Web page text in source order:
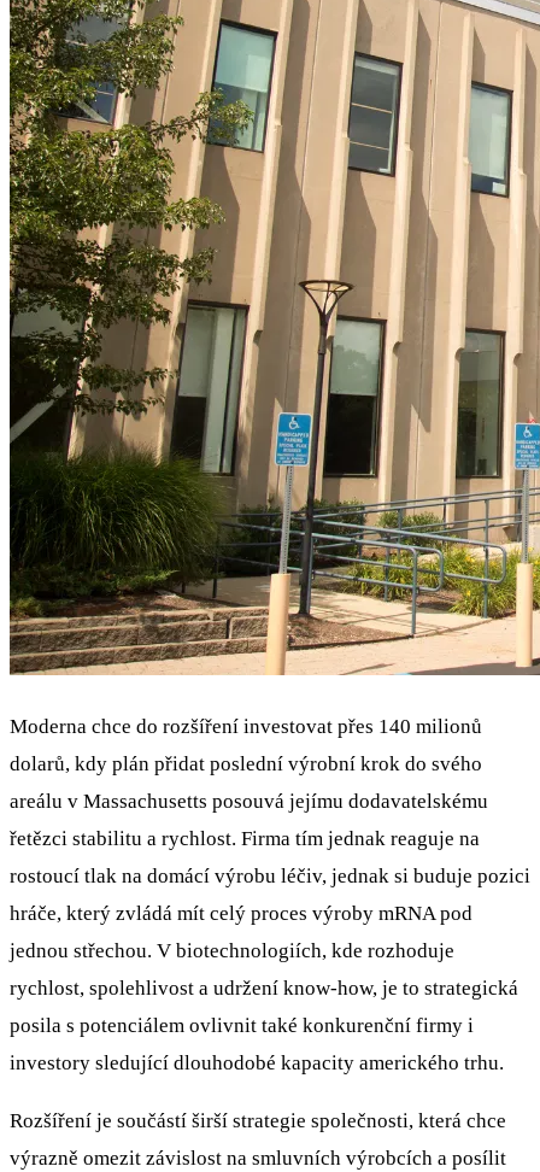
Moderna chce do rozšíření investovat přes 140 milionů
dolarů, kdy plán přidat poslední výrobní krok do svého
areálu v Massachusetts posouvá jejímu dodavatelskému
řetězci stabilitu a rychlost. Firma tím jednak reaguje na
rostoucí tlak na domácí výrobu léčiv, jednak si buduje pozici
hráče, který zvládá mít celý proces výroby mRNA pod
jednou střechou. V biotechnologiích, kde rozhoduje
rychlost, spolehlivost a udržení know-how, je to strategická
posila s potenciálem ovlivnit také konkurenční firmy i
investory sledující dlouhodobé kapacity amerického trhu.
Rozšíření je součástí širší strategie společnosti, která chce
výrazně omezit závislost na smluvních výrobcích a posílit